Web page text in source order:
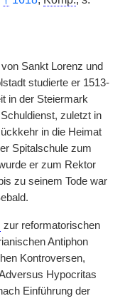
Sankt Lorenz und
studierte er 1513-
in der Steiermark
zuletzt in
in die Heimat
Spitalschule zum
er zum Rektor
zu seinem Tode war
zur reformatorischen
Antiphon
Kontroversen,
Hypocritas
Einführung der